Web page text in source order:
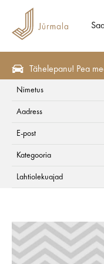
Tähelepanu! Pea
Villa
Nimetus
Aadress
E-post
Kategooria
Lahtiolekuajad